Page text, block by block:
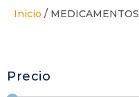
Inicio / MEDICAMENTOS
Precio